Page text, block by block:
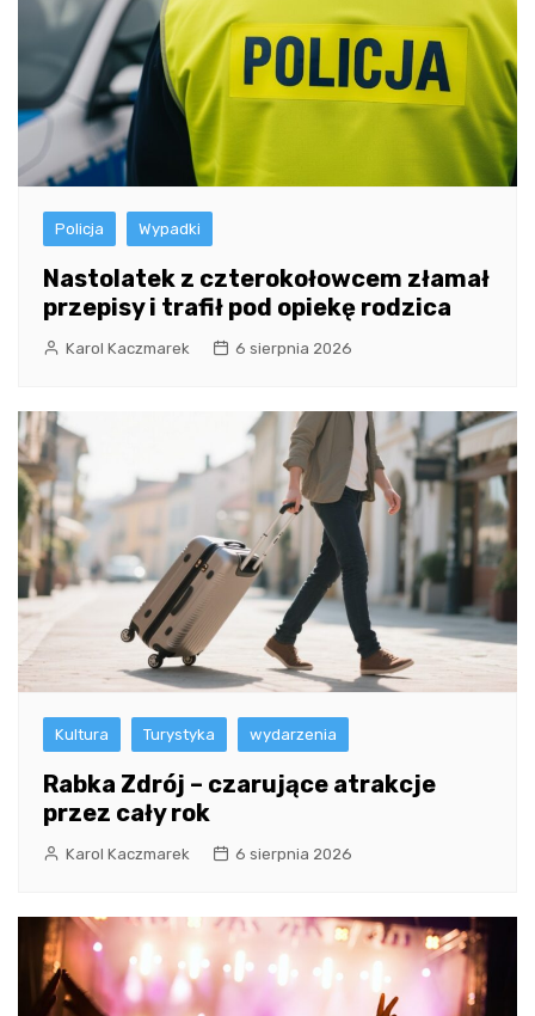
Policja Wypadki
Nastolatek z czterokołowcem złamał
przepisy i trafił pod opiekę rodzica
Karol Kaczmarek 6 sierpnia 2026
Kultura Turystyka wydarzenia
Rabka Zdrój – czarujące atrakcje
przez cały rok
Karol Kaczmarek 6 sierpnia 2026